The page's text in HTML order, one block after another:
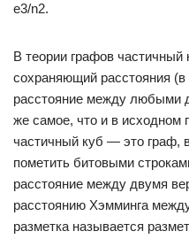
e3/n2.
В теории графов
сохраняющий расстояния
расстояние между любыми
же самое, что и в исходном
частичный куб — это граф,
пометить битовыми
расстояние между двумя
расстоянию Хэмминга
разметка называется